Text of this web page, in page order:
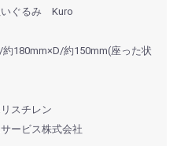
いぐるみ Kuro
180mm×D/約150mm(座った状
スチレン
ービス株式会社